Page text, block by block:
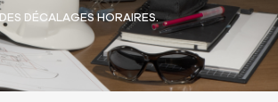
DES DÉCALAGES HORAIRES.